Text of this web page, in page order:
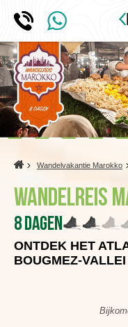
Home Wandelvakantie Marokko
Wandelreis
8 dagen
ONTDEK HET
BOUGMEZ-VALLEI